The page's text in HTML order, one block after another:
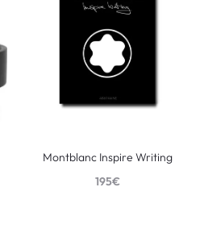
Montblanc Inspire Writing
195€